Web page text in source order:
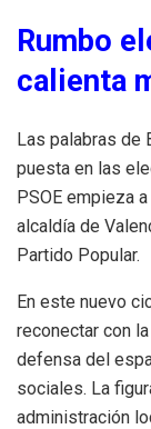
Rumbo
calienta
Las palabras de
puesta en las
PSOE empieza
alcaldía de
Partido Popular.
En este nuevo
reconectar con
defensa del
sociales. La
administración